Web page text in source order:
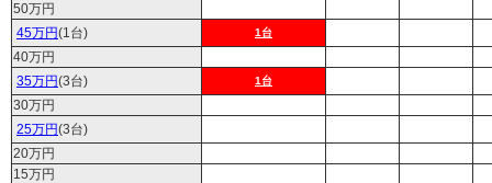
50万円
45万円(1台) 1台
40万円
35万円(3台) 1台
30万円
25万円(3台)
20万円
15万円